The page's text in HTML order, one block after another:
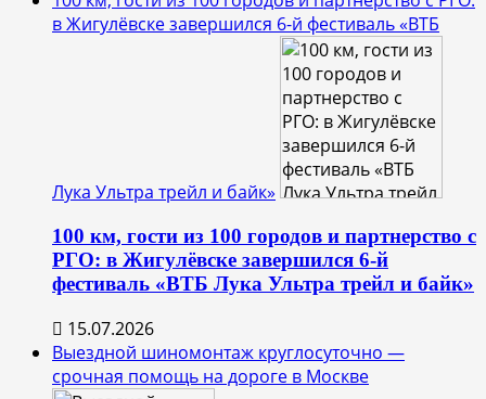
в Жигулёвске завершился 6-й фестиваль «ВТБ
Лука Ультра трейл и байк»
100 км, гости из 100 городов и партнерство с
РГО: в Жигулёвске завершился 6-й
фестиваль «ВТБ Лука Ультра трейл и байк»
15.07.2026
Выездной шиномонтаж круглосуточно —
срочная помощь на дороге в Москве